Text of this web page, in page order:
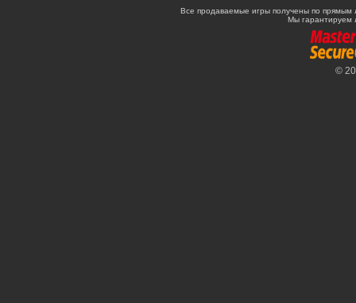
Все продаваемые игры получены по
Мы гарантируем
©